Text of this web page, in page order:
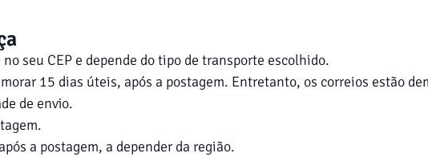
seu CEP e depende do tipo de transporte escolhido.
15 dias úteis, após a postagem. Entretanto, os correios estão
de envio.
a postagem, a depender da região.